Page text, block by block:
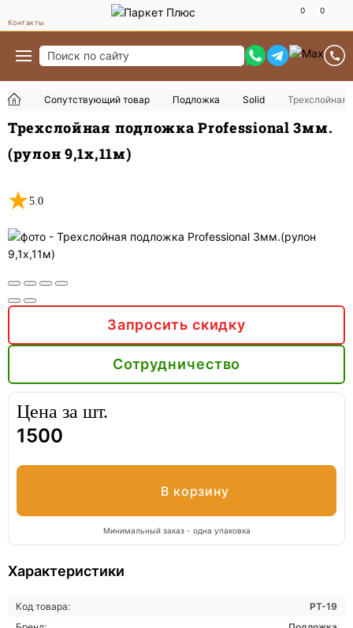
Контакты
Сопутствующий товар Подложка Solid Трехслойная
Трехслойная подложка Professional 3мм.
(рулон 9,1х,11м)
5.0
Запросить скидку
Сотрудничество
Цена за шт.
1500
Минимальный заказ - одна упаковка
Характеристики
Код товара:
PT-19